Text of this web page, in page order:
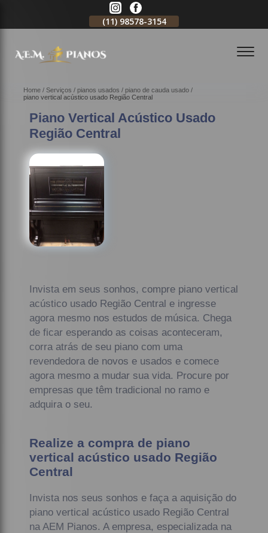
(11) 98578-3154
Home Serviços pianos usados
piano de cauda usado
piano vertical acústico usado Região Central
Piano Vertical Acústico Usado
Região Central
Invista em seus sonhos, compre piano vertical
acústico usado Região Central e ingresse
agora mesmo nos estudos de música. Chega
de ficar esperando as coisas aconteceram,
corra atrás de seu piano com uma
revendedora de novos e usados e comece
agora mesmo a mudar sua vida. Procure por
empresas que têm tradicional no ramo e
adquira o seu.
Realize a compra de piano
vertical acústico usado Região
Central
Invista nos seus sonhos e faça a aquisição do
piano vertical acústico usado Região Central
na AEM Pianos. A empresa, especializada na